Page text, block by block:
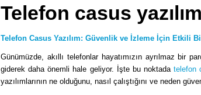
Telefon casus yazılım
Telefon Casus Yazılım: Güvenlik ve İzleme İçin Etkili
Günümüzde, akıllı telefonlar hayatımızın ayrılmaz bir
giderek daha önemli hale geliyor. İşte bu noktadatelefon
yazılımlarının ne olduğunu, nasıl çalıştığını ve neden